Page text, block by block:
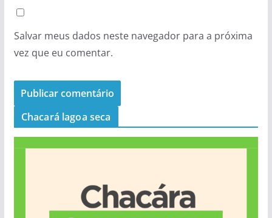
Salvar meus dados neste navegador para a próxima
vez que eu comentar.
Chacará lagoa seca